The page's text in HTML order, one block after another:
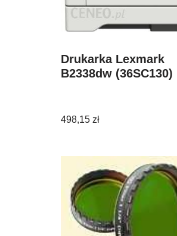
Drukarka Lexmark
B2338dw (36SC130)
498,15 zł